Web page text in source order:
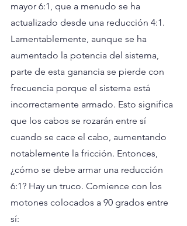
mayor 6:1, que a menudo se ha
actualizado desde una reducción 4:1.
Lamentablemente, aunque se ha
aumentado la potencia del sistema,
parte de esta ganancia se pierde con
frecuencia porque el sistema está
incorrectamente armado. Esto significa
que los cabos se rozarán entre sí
cuando se cace el cabo, aumentando
notablemente la fricción. Entonces,
¿cómo se debe armar una reducción
6:1? Hay un truco. Comience con los
motones colocados a 90 grados entre
sí: